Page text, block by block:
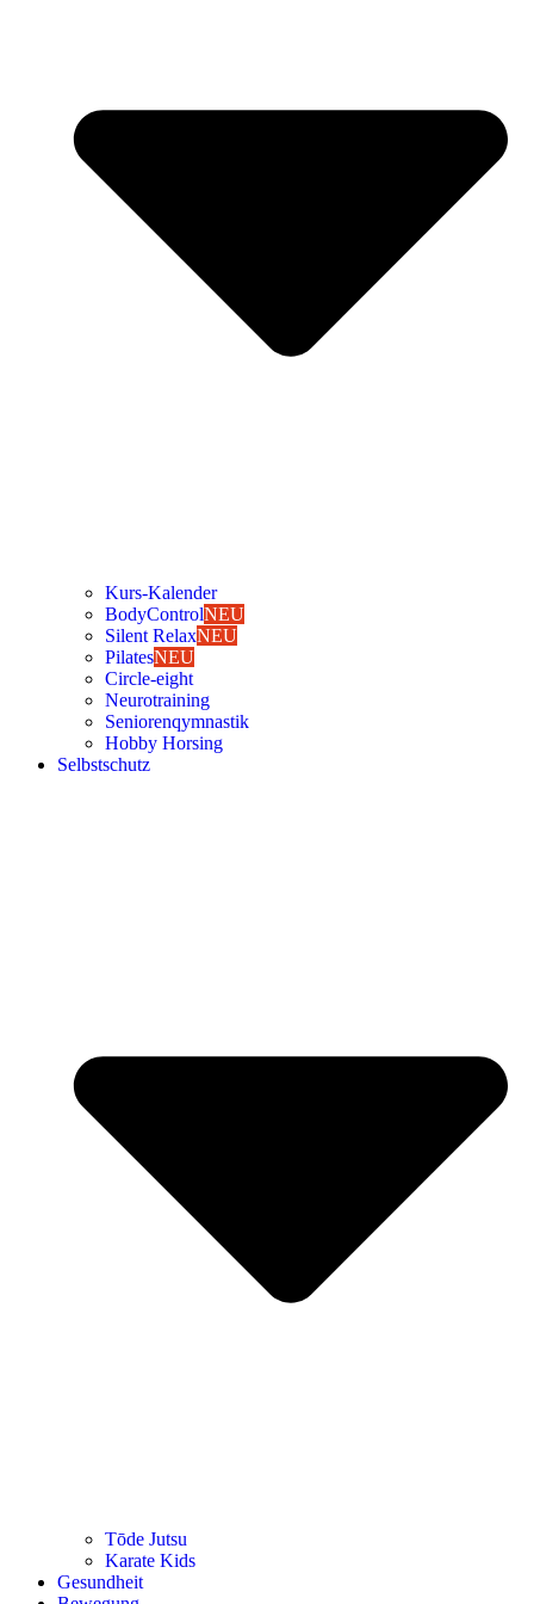
Kurs-Kalen­­der
Body­Con­trolNEU
Silent RelaxNEU
Pila­tesNEU
Cir­cle-eight
Neu­ro­trai­ning
Senio­ren­qym­nas­tik
Hob­by Hor­sing
Selbst­schutz
Tōde Jutsu
Kara­te Kids
Gesund­heit